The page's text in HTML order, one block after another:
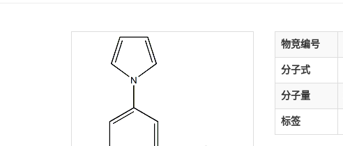
物竞编号
分子式
分子量
标签